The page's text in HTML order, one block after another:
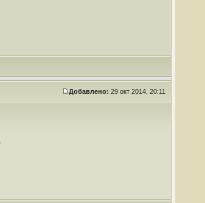
Добавлено: 29 окт 2014, 20:11